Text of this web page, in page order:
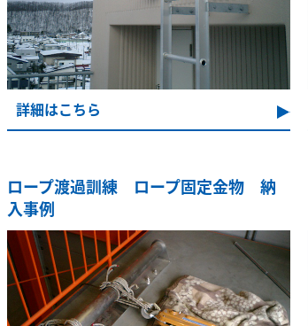
詳細はこちら
ロープ渡過訓練 ロープ固定金物 納
入事例